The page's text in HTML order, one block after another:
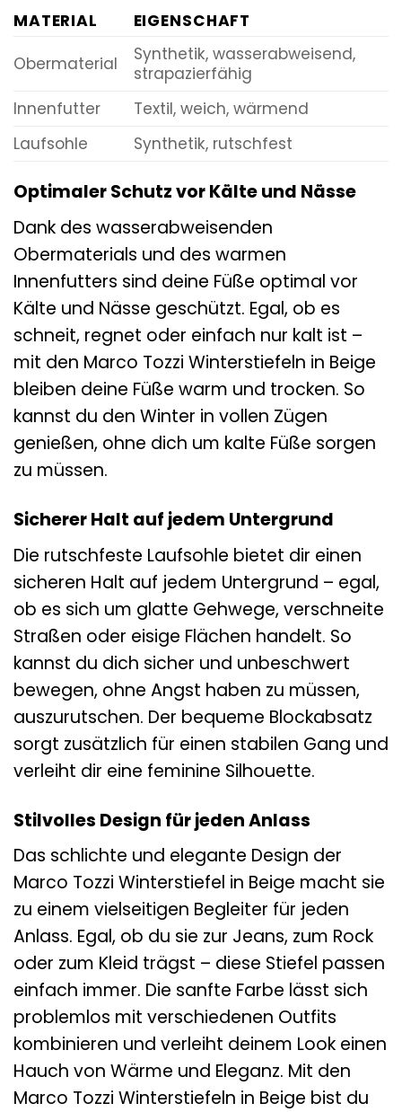
MATERIAL
EIGENSCHAFT
Obermaterial
Synthetik, wasserabweisend,
strapazierfähig
Innenfutter
Textil, weich, wärmend
Laufsohle
Synthetik, rutschfest
Optimaler Schutz vor Kälte und Nässe
Dank des wasserabweisenden
Obermaterials und des warmen
Innenfutters sind deine Füße optimal vor
Kälte und Nässe geschützt. Egal, ob es
schneit, regnet oder einfach nur kalt ist –
mit den Marco Tozzi Winterstiefeln in Beige
bleiben deine Füße warm und trocken. So
kannst du den Winter in vollen Zügen
genießen, ohne dich um kalte Füße sorgen
zu müssen.
Sicherer Halt auf jedem Untergrund
Die rutschfeste Laufsohle bietet dir einen
sicheren Halt auf jedem Untergrund – egal,
ob es sich um glatte Gehwege, verschneite
Straßen oder eisige Flächen handelt. So
kannst du dich sicher und unbeschwert
bewegen, ohne Angst haben zu müssen,
auszurutschen. Der bequeme Blockabsatz
sorgt zusätzlich für einen stabilen Gang und
verleiht dir eine feminine Silhouette.
Stilvolles Design für jeden Anlass
Das schlichte und elegante Design der
Marco Tozzi Winterstiefel in Beige macht sie
zu einem vielseitigen Begleiter für jeden
Anlass. Egal, ob du sie zur Jeans, zum Rock
oder zum Kleid trägst – diese Stiefel passen
einfach immer. Die sanfte Farbe lässt sich
problemlos mit verschiedenen Outfits
kombinieren und verleiht deinem Look einen
Hauch von Wärme und Eleganz. Mit den
Marco Tozzi Winterstiefeln in Beige bist du